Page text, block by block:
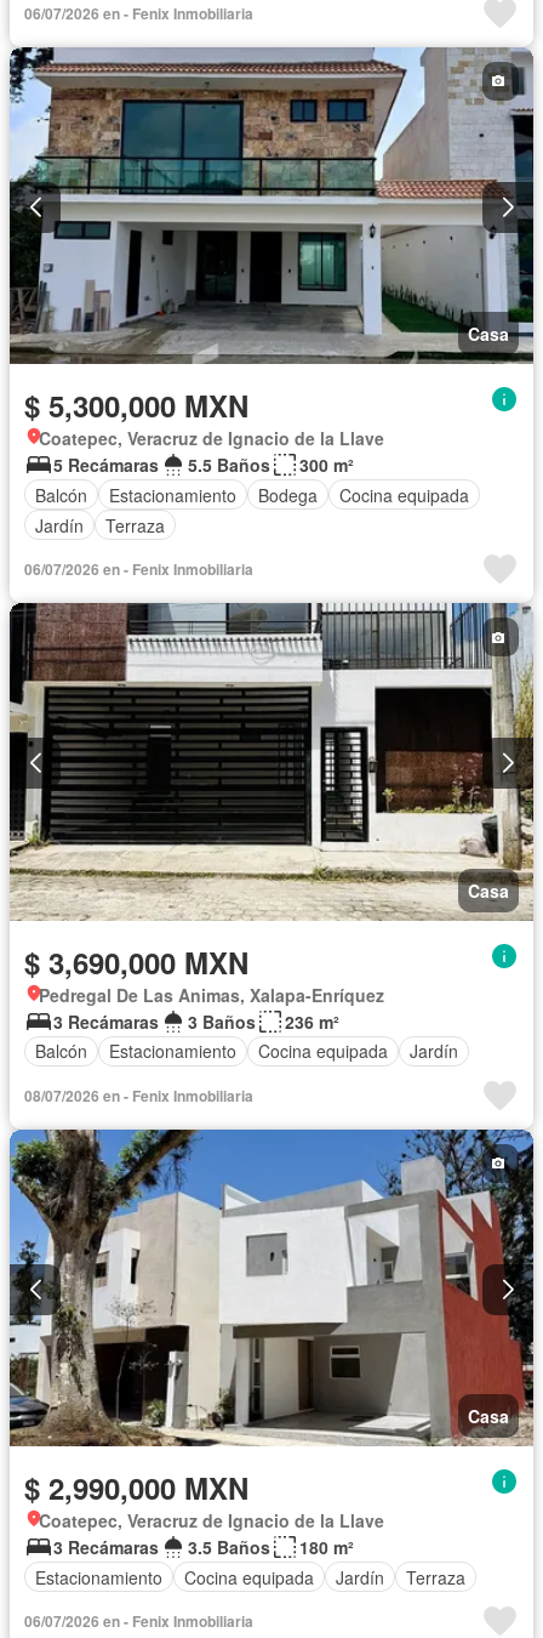
Recámara con closet
Azotea
Vista panorámica
Sin amueblar
06/07/2026 en - Fenix Inmobiliaria
Casa
$ 5,300,000 MXN
Coatepec, Veracruz de Ignacio de la Llave
5 Recámaras
5.5 Baños
300 m²
Balcón
Estacionamiento Bodega
Cocina equipada
Jardín
Terraza
06/07/2026 en - Fenix Inmobiliaria
Casa
$ 3,690,000 MXN
Pedregal De Las Animas, Xalapa-Enríquez
3 Recámaras
3 Baños
236 m²
Balcón
Estacionamiento Cocina equipada Jardín
08/07/2026 en - Fenix Inmobiliaria
Casa
$ 2,990,000 MXN
Coatepec, Veracruz de Ignacio de la Llave
3 Recámaras
3.5 Baños
180 m²
Estacionamiento
Cocina equipada Jardín Terraza
06/07/2026 en - Fenix Inmobiliaria